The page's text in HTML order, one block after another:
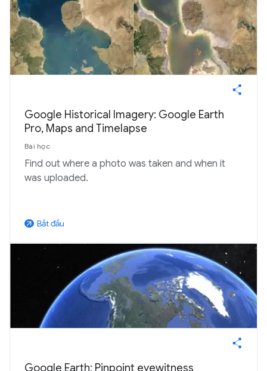
Google Historical Imagery: Google Earth
Pro, Maps and Timelapse
Bài học
Find out where a photo was taken and when it
was uploaded.
arrow_outward Bắt đầu
Google Earth: Pinpoint eyewitness